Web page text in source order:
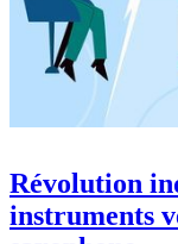
Révolution
instruments